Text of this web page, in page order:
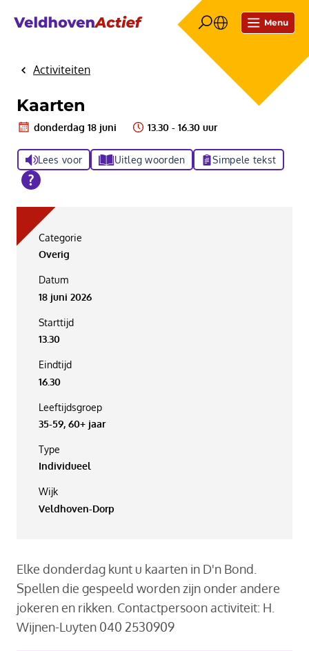
Menu
HomeActiviteiten
Kaarten
donderdag 18 juni 13.30 - 16.30 uur
Lees voor Uitleg woorden Simpele tekst
Categorie
Overig
Datum
18 juni 2026
Starttijd
13.30
Eindtijd
16.30
Leeftijdsgroep
35-59, 60+ jaar
Type
Individueel
Wijk
Veldhoven-Dorp
Elke donderdag kunt u kaarten in D'n Bond.
Spellen die gespeeld worden zijn onder andere
jokeren en rikken. Contactpersoon activiteit: H.
Wijnen-Luyten 040 2530909